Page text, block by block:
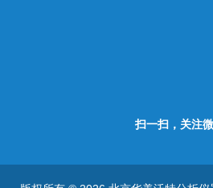
扫一扫，关注